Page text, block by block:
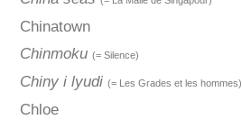
Chinatown
Chinmoku (= Silence)
Chiny i lyudi (= Les Grades et les hommes)
Chloe